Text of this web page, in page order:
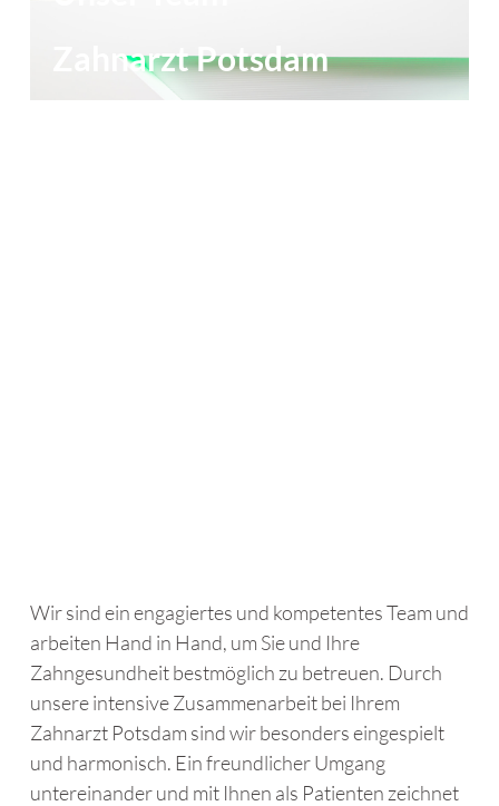
Zahnarzt Potsdam
Wir sind ein engagiertes und kompetentes Team und
arbeiten Hand in Hand, um Sie und Ihre
Zahngesundheit bestmöglich zu betreuen. Durch
unsere intensive Zusammenarbeit bei Ihrem
Zahnarzt Potsdam sind wir besonders eingespielt
und harmonisch. Ein freundlicher Umgang
untereinander und mit Ihnen als Patienten zeichnet